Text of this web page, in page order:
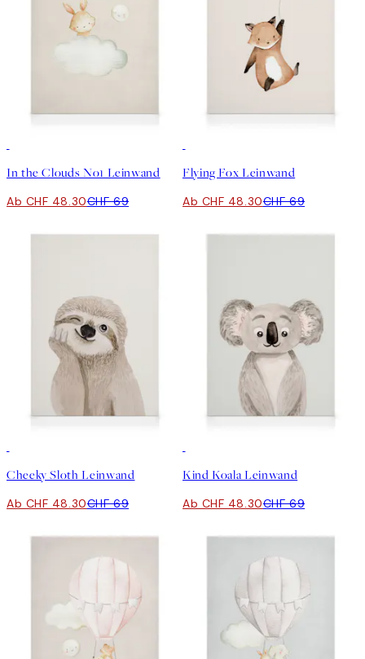
In the Clouds No1 Leinwand
Ab CHF 48.30CHF 69
Flying Fox Leinwand
Ab CHF 48.30CHF 69
Cheeky Sloth Leinwand
Ab CHF 48.30CHF 69
Kind Koala Leinwand
Ab CHF 48.30CHF 69